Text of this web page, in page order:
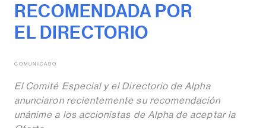
RECOMENDADA POR
EL DIRECTORIO
COMUNICADO
El Comité Especial y el Directorio de Alpha
anunciaron recientemente su recomendación
unánime a los accionistas de Alpha de aceptar la